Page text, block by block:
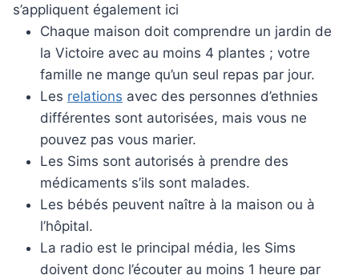
s’appliquent également ici
Chaque maison doit comprendre un jardin de
la Victoire avec au moins 4 plantes ; votre
famille ne mange qu’un seul repas par jour.
Les relations avec des personnes d’ethnies
différentes sont autorisées, mais vous ne
pouvez pas vous marier.
Les Sims sont autorisés à prendre des
médicaments s’ils sont malades.
Les bébés peuvent naître à la maison ou à
l’hôpital.
La radio est le principal média, les Sims
doivent donc l’écouter au moins 1 heure par